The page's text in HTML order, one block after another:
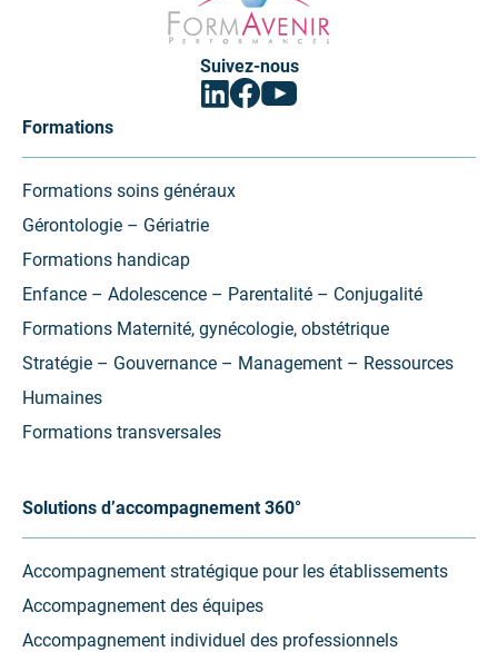
Performances
Suivez-nous
Linkedin
(ouvrir
nouvel
Facebook
(ouvrir
nouvel
Youtube
(ouvrir
nouvel
Formations
Formations soins généraux
Gérontologie – Gériatrie
Formations handicap
Enfance – Adolescence – Parentalité – Conjugalité
Formations Maternité, gynécologie, obstétrique
Stratégie – Gouvernance – Management – Ressources
Humaines
Formations transversales
Solutions d’accompagnement 360°
Accompagnement stratégique pour les établissements
Accompagnement des équipes
Accompagnement individuel des professionnels